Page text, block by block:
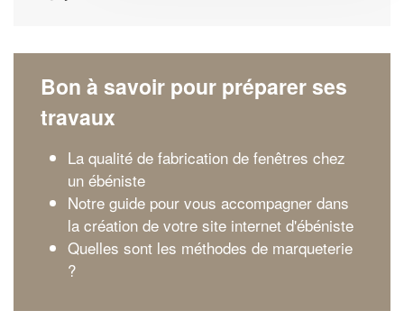
Bon à savoir pour préparer ses
travaux
La qualité de fabrication de fenêtres chez
un ébéniste
Notre guide pour vous accompagner dans
la création de votre site internet d'ébéniste
Quelles sont les méthodes de marqueterie
?